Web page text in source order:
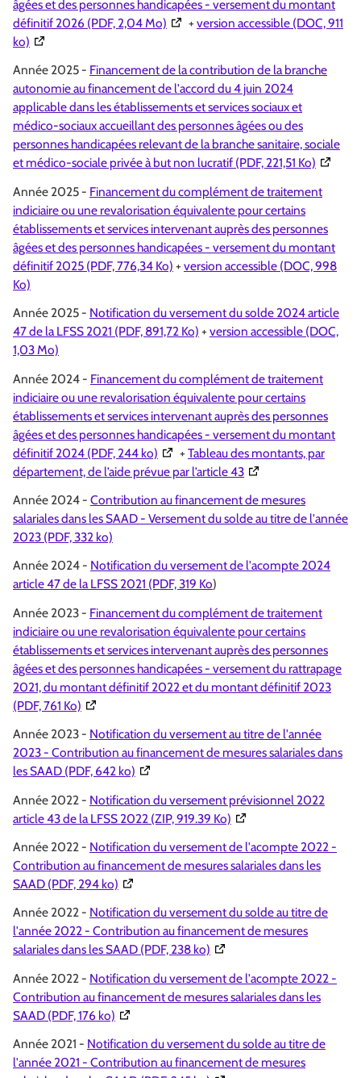
âgées et des personnes handicapées - versement du montant
définitif 2026 (PDF, 2,04 Mo) (Ouverture dans une nouvelle
+version accessible (DOC, 911
ko) (Ouverture dans une nouvelle fenêtre)
Année 2025 - Financement de la contribution de la branche
autonomie au financement de l'accord du 4 juin 2024
applicable dans les établissements et services sociaux et
médico-sociaux accueillant des personnes âgées ou des
personnes handicapées relevant de la branche sanitaire, sociale
et médico-sociale privée à but non lucratif (PDF, 221,51 Ko)
Année 2025 - Financement du complément de traitement
indiciaire ou une revalorisation équivalente pour certains
établissements et services intervenant auprès des personnes
âgées et des personnes handicapées - versement du montant
définitif 2025 (PDF, 776,34 Ko) +version accessible (DOC, 998
Ko)
Année 2025 - Notification du versement du solde 2024 article
47 de la LFSS 2021 (PDF, 891,72 Ko) +version accessible (DOC,
1,03 Mo)
Année 2024 - Financement du complément de traitement
indiciaire ou une revalorisation équivalente pour certains
établissements et services intervenant auprès des personnes
âgées et des personnes handicapées - versement du montant
définitif 2024 (PDF, 244 ko) (Ouverture dans une nouvelle fenêtre)
+Tableau des montants, par
département, de l’aide prévue par l’article 43(Ouverture dans une
Année 2024 - Contribution au financement de mesures
salariales dans les SAAD - Versement du solde au titre de l'année
2023 (PDF, 332 ko)
Année 2024 - Notification du versement de l'acompte 2024
article 47 de la LFSS 2021 (PDF, 319 Ko)
Année 2023 - Financement du complément de traitement
indiciaire ou une revalorisation équivalente pour certains
établissements et services intervenant auprès des personnes
âgées et des personnes handicapées - versement du rattrapage
2021, du montant définitif 2022 et du montant définitif 2023
(PDF, 761 Ko) (Ouverture dans une nouvelle fenêtre)
Année 2023 - Notification du versement au titre de l'année
2023 - Contribution au financement de mesures salariales dans
les SAAD (PDF, 642 ko) (Ouverture dans une nouvelle fenêtre)
Année 2022 - Notification du versement prévisionnel 2022
article 43 de la LFSS 2022 (ZIP, 919.39 Ko) (Ouverture dans une
Année 2022 - Notification du versement de l'acompte 2022 -
Contribution au financement de mesures salariales dans les
SAAD (PDF, 294 ko) (Ouverture dans une nouvelle fenêtre)
Année 2022 - Notification du versement du solde au titre de
l'année 2022 - Contribution au financement de mesures
salariales dans les SAAD (PDF, 238 ko) (Ouverture dans une
Année 2022 - Notification du versement de l'acompte 2022 -
Contribution au financement de mesures salariales dans les
SAAD (PDF, 176 ko) (Ouverture dans une nouvelle fenêtre)
Année 2021 - Notification du versement du solde au titre de
l'année 2021 - Contribution au financement de mesures